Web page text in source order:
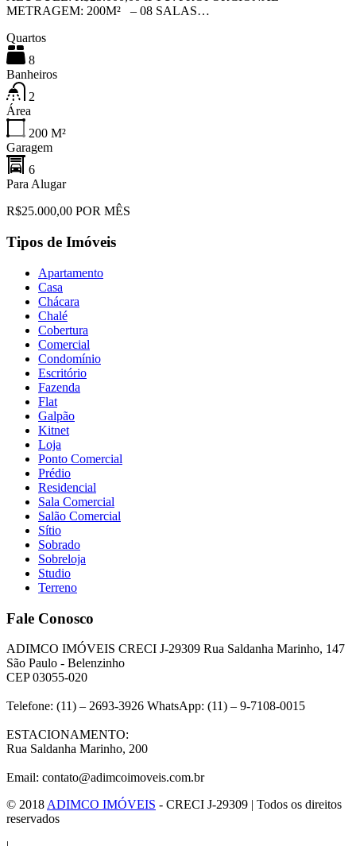
METRAGEM: 200M² – 08 SALAS…
Quartos
8
Banheiros
2
Área
200 M²
Garagem
6
Para Alugar
R$25.000,00 POR MÊS
Tipos de Imóveis
Apartamento
Casa
Chácara
Chalé
Cobertura
Comercial
Condomínio
Escritório
Fazenda
Flat
Galpão
Kitnet
Loja
Ponto Comercial
Prédio
Residencial
Sala Comercial
Salão Comercial
Sítio
Sobrado
Sobreloja
Studio
Terreno
Fale Conosco
ADIMCO IMÓVEIS CRECI J-29309 Rua Saldanha Marinho, 147
São Paulo - Belenzinho
CEP 03055-020
Telefone: (11) – 2693-3926 WhatsApp: (11) – 9-7108-0015
ESTACIONAMENTO:
Rua Saldanha Marinho, 200
Email: contato@adimcoimoveis.com.br
© 2018 ADIMCO IMÓVEIS - CRECI J-29309 | Todos os direitos
reservados